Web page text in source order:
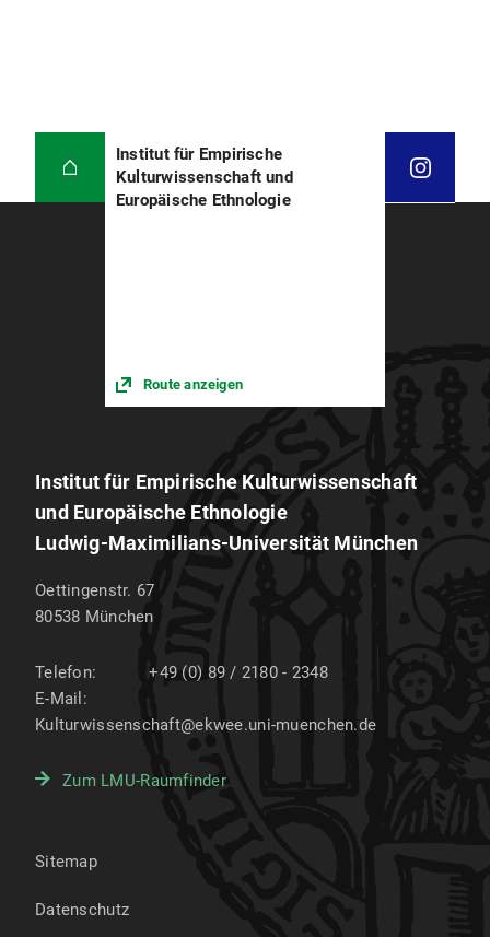
Institut für Empirische
Kulturwissenschaft und
Europäische Ethnologie
Route anzeigen
Institut für Empirische Kulturwissenschaft
und Europäische Ethnologie
Ludwig-Maximilians-Universität München
Oettingenstr. 67
80538 München
Telefon:
+49 (0) 89 / 2180 - 2348
E-Mail:
Kulturwissenschaft@ekwee.uni-muenchen.de
Zum LMU-Raumfinder
Sitemap
Datenschutz